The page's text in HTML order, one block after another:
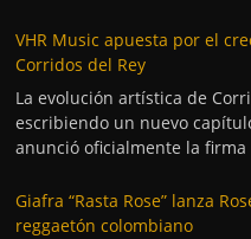
VHR Music apuesta por el
Corridos del Rey
La evolución artística de
escribiendo un nuevo
anunció oficialmente la firma
Giafra “Rasta Rose” lanza
reggaetón colombiano